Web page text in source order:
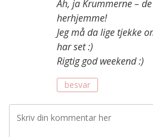
Åh, ja Krummerne –
herhjemme!
Jeg må da lige tjekke
har set :)
Rigtig god weekend :)
besvar